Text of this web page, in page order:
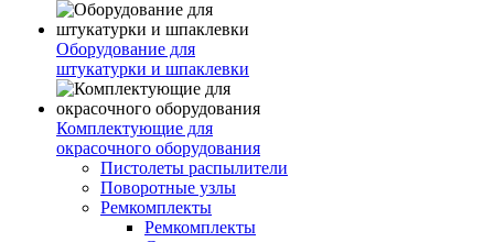
Оборудование для
штукатурки и шпаклевки
Комплектующие для
окрасочного оборудования
Пистолеты распылители
Поворотные узлы
Ремкомплекты
Ремкомплекты